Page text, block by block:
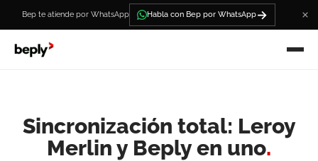
Bep te atiende por WhatsApp Habla con Bep por WhatsApp→
Sincronización total: Leroy
Merlin y Beply en uno.